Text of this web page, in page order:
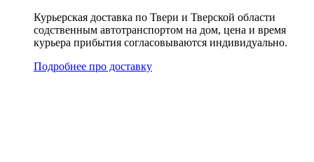
Курьерская доставка по Твери и Тверской области
содственным автотранспортом на дом, цена и время
курьера прибытия согласовываются индивидуально.
Подробнее про доставку